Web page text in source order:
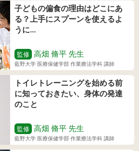
子どもの偏食の理由はどこにあ
る？上手にスプーンを使えるよ
うに...
監修 高畑 脩平 先生
藍野大学 医療保健学部 作業療法学科 講師
トイレトレーニングを始める前
に知っておきたい、身体の発達
のこと
監修 高畑 脩平 先生
藍野大学 医療保健学部 作業療法学科 講師